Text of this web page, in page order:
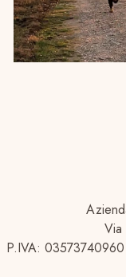
Via
P.IVA: